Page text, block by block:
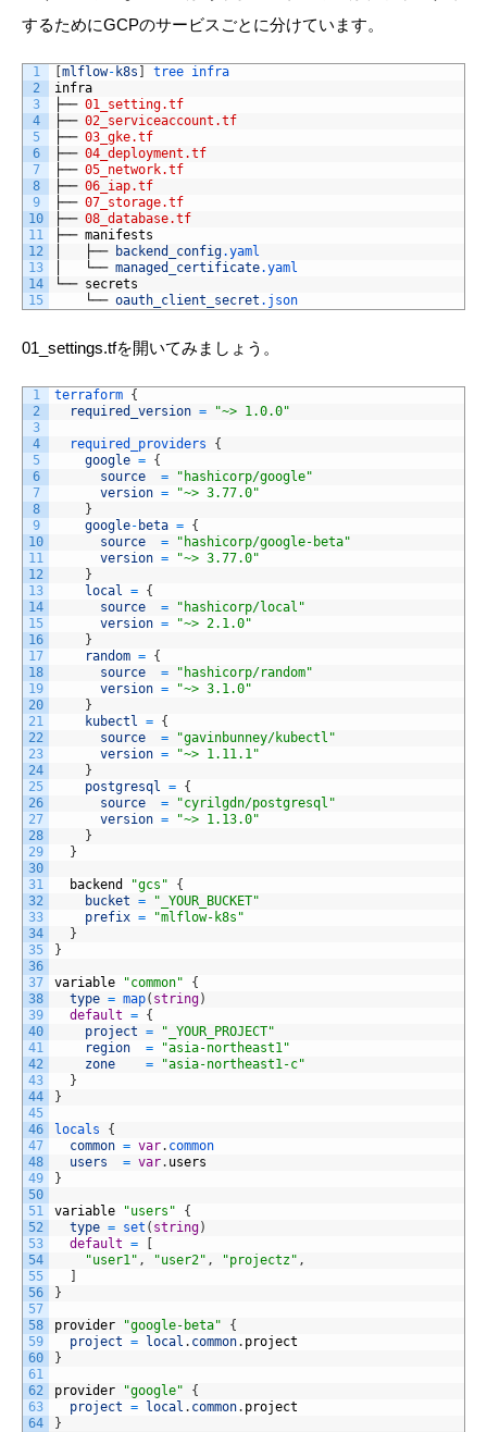
するためにGCPのサービスごとに分けています。
1
2
3
4
5
6
7
8
9
10
11
12
13
14
15
[mlflow- k8s ] tree infra
infra
├── 01_setting.tf
├── 02_serviceaccount.tf
├── 03_gke.tf
├── 04_deployment.tf
├── 05_network.tf
├── 06_iap.tf
├── 07_storage.tf
├── 08_database.tf
├── manifests
├── backend_config.yaml
└── managed_certificate.yaml
└── secrets
└── oauth_client_secret .json
01_settings.tfを開いてみましょう。
1
2
3
4
5
6
7
8
9
10
11
12
13
14
15
16
17
18
19
20
21
22
23
24
25
26
27
28
29
30
31
32
33
34
35
36
37
38
39
40
41
42
43
44
45
46
47
48
49
50
51
52
53
54
55
56
57
58
59
60
61
62
63
64
terraform {
required_version = "~> 1.0.0"
required_providers
{
google = {
source
=
"hashicorp/google"
version =
"~> 3.77.0"
}
google- beta = {
source
=
"hashicorp/google-beta"
version =
"~> 3.77.0"
}
local
= {
source
=
"hashicorp/local"
version =
"~> 2.1.0"
}
random = {
source
=
"hashicorp/random"
version =
"~> 3.1.0"
}
kubectl
= {
source
=
"gavinbunney/kubectl"
version =
"~> 1.11.1"
}
postgresql
= {
source
=
"cyrilgdn/postgresql"
version =
"~> 1.13.0"
}
}
backend "gcs"
{
bucket =
"_YOUR_BUCKET"
prefix =
"mlflow-k8s"
}
}
variable "common"
{
type = map( string)
default = {
project =
"_YOUR_PROJECT"
region
=
"asia-northeast1"
zone
=
"asia-northeast1-c"
}
}
locals
{
common = var. common
users
= var. users
}
variable "users"
{
type = set ( string)
default =
[
"user1" , "user2" , "projectz" ,
]
}
provider "google-beta"
{
project = local . common. project
}
provider "google"
{
project = local . common. project
}